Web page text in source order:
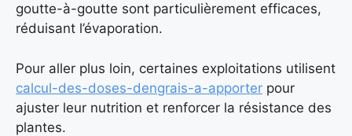
goutte-à-goutte sont particulièrement efficaces,
réduisant l’évaporation.
Pour aller plus loin, certaines exploitations utilisent
calcul-des-doses-dengrais-a-apporter pour
ajuster leur nutrition et renforcer la résistance des
plantes.